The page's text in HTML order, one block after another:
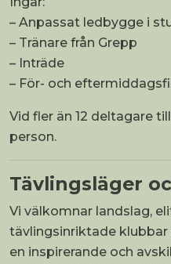
– Anpassat ledbygge i
– Tränare från Grepp
– Inträde
– För- och
Vid fler än 12 deltagare
person.
Tävlingsläger
Vi välkomnar landslag,
tävlingsinriktade
en inspirerande och